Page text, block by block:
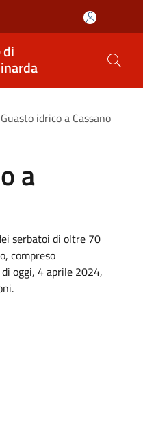
di
Guasto idrico a Cassano
a
serbatoi di oltre 70
compreso
oggi, 4 aprile 2024,